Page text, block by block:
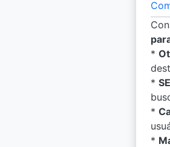
*
*
*
*